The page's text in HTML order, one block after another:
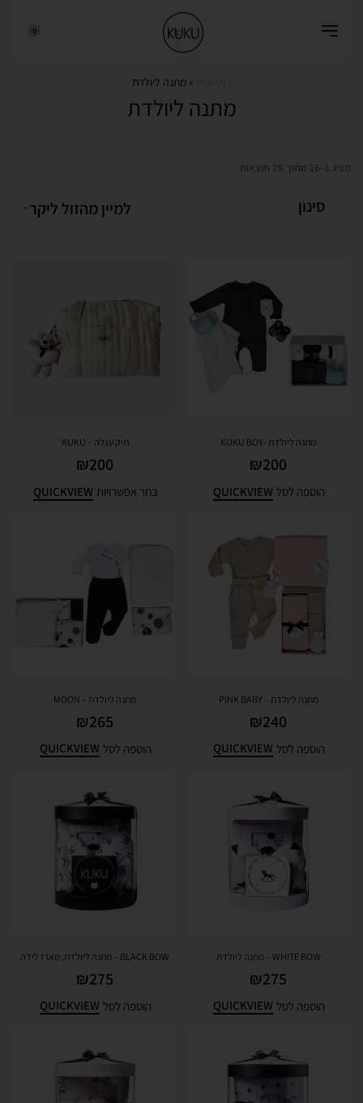
0
דף הבית »מתנה ליולדת
מתנה ליולדת
מציג 1–16 מתוך 29 תוצאות
למיין מהזול ליקר סינון
מתנה ליולדת -KUKU BOY
₪200
הוספה לסל QUICKVIEW
תיק עגלה – KUKU
₪200
בחר אפשרויות QUICKVIEW
מתנה ליולדת – PINK BABY
₪240
הוספה לסל QUICKVIEW
מתנה ליולדת – MOON
₪265
הוספה לסל QUICKVIEW
WHITE BOW – מתנה ליולדת
₪275
הוספה לסל QUICKVIEW
BLACK BOW – מתנה ליולדת, מארז לידה
₪275
הוספה לסל QUICKVIEW